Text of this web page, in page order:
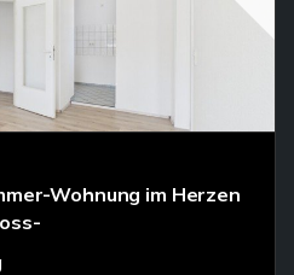
Wohnung im Herzen